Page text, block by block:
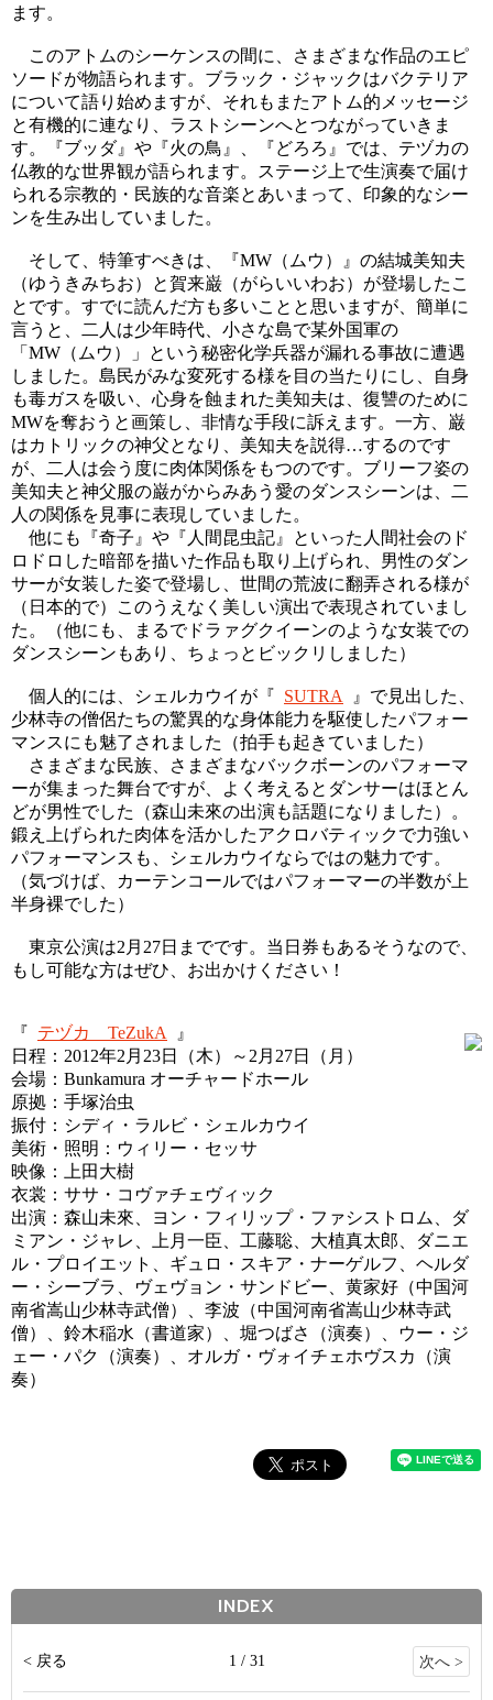
ます。
このアトムのシーケンスの間に、さまざまな作品のエピ
ソードが物語られます。ブラック・ジャックはバクテリア
について語り始めますが、それもまたアトム的メッセージ
と有機的に連なり、ラストシーンへとつながっていきま
す。『ブッダ』や『火の鳥』、『どろろ』では、テヅカの
仏教的な世界観が語られます。ステージ上で生演奏で届け
られる宗教的・民族的な音楽とあいまって、印象的なシー
ンを生み出していました。
そして、特筆すべきは、『MW（ムウ）』の結城美知夫
（ゆうきみちお）と賀来巌（がらいいわお）が登場したこ
とです。すでに読んだ方も多いことと思いますが、簡単に
言うと、二人は少年時代、小さな島で某外国軍の
「MW（ムウ）」という秘密化学兵器が漏れる事故に遭遇
しました。島民がみな変死する様を目の当たりにし、自身
も毒ガスを吸い、心身を蝕まれた美知夫は、復讐のために
MWを奪おうと画策し、非情な手段に訴えます。一方、巌
はカトリックの神父となり、美知夫を説得…するのです
が、二人は会う度に肉体関係をもつのです。ブリーフ姿の
美知夫と神父服の巌がからみあう愛のダンスシーンは、二
人の関係を見事に表現していました。
他にも『奇子』や『人間昆虫記』といった人間社会のド
ロドロした暗部を描いた作品も取り上げられ、男性のダン
サーが女装した姿で登場し、世間の荒波に翻弄される様が
（日本的で）このうえなく美しい演出で表現されていまし
た。（他にも、まるでドラァグクイーンのような女装での
ダンスシーンもあり、ちょっとビックリしました）
個人的には、シェルカウイが『 SUTRA
』で見出した、
少林寺の僧侶たちの驚異的な身体能力を駆使したパフォー
マンスにも魅了されました（拍手も起きていました）
さまざまな民族、さまざまなバックボーンのパフォーマ
ーが集まった舞台ですが、よく考えるとダンサーはほとん
どが男性でした（森山未來の出演も話題になりました）。
鍛え上げられた肉体を活かしたアクロバティックで力強い
パフォーマンスも、シェルカウイならではの魅力です。
（気づけば、カーテンコールではパフォーマーの半数が上
半身裸でした）
東京公演は2月27日までです。当日券もあるそうなので、
もし可能な方はぜひ、お出かけください！
『 テヅカ TeZukA
』
日程：2012年2月23日（木）～2月27日（月）
会場：Bunkamura オーチャードホール
原拠：手塚治虫
振付：シディ・ラルビ・シェルカウイ
美術・照明：ウィリー・セッサ
映像：上田大樹
衣裳：ササ・コヴァチェヴィック
出演：森山未來、ヨン・フィリップ・ファシストロム、ダ
ミアン・ジャレ、上月一臣、工藤聡、大植真太郎、ダニエ
ル・プロイエット、ギュロ・スキア・ナーゲルフ、ヘルダ
ー・シーブラ、ヴェヴョン・サンドビー、黄家好（中国河
南省嵩山少林寺武僧）、李波（中国河南省嵩山少林寺武
僧）、鈴木稲水（書道家）、堀つばさ（演奏）、ウー・ジ
ェー・パク（演奏）、オルガ・ヴォイチェホヴスカ（演
奏）
INDEX
< 戻る 1 / 31 次へ >